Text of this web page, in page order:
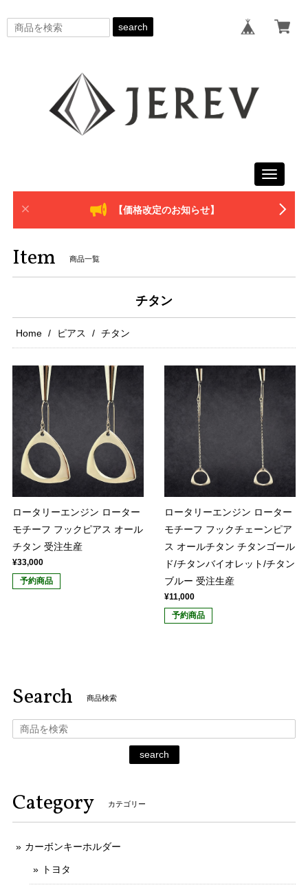
search
Toggle
【価格改定のお知らせ】
Item 商品一覧
チタン
Home ピアス チタン
ロータリーエンジン ローター
モチーフ フックピアス オール
チタン 受注生産
¥33,000
予約商品
ロータリーエンジン ローター
モチーフ フックチェーンピア
ス オールチタン チタンゴール
ド/チタンバイオレット/チタン
ブルー 受注生産
¥11,000
予約商品
Search 商品検索
search
Category カテゴリー
カーボンキーホルダー
トヨタ